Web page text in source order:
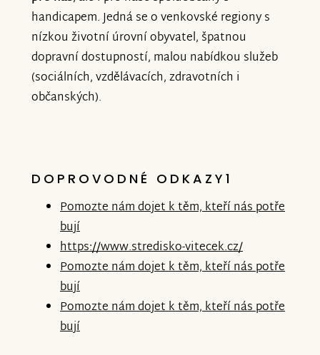
handicapem. Jedná se o venkovské regiony s
nízkou životní úrovní obyvatel, špatnou
dopravní dostupností, malou nabídkou služeb
(sociálních, vzdělávacích, zdravotních i
občanských).
DOPROVODNÉ ODKAZY1
Pomozte nám dojet k těm, kteří nás potře
bují
https://www.stredisko-vitecek.cz/
Pomozte nám dojet k těm, kteří nás potře
bují
Pomozte nám dojet k těm, kteří nás potře
bují